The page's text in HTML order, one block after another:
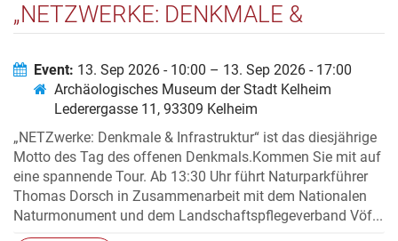
„NETZWERKE: DENKMALE &
Event: 13. Sep 2026 - 10:00 – 13. Sep 2026 - 17:00
Archäologisches Museum der Stadt Kelheim
Lederergasse 11, 93309 Kelheim
„NETZwerke: Denkmale & Infrastruktur“ ist das diesjährige
Motto des Tag des offenen Denkmals.Kommen Sie mit auf
eine spannende Tour. Ab 13:30 Uhr führt Naturparkführer
Thomas Dorsch in Zusammenarbeit mit dem Nationalen
Naturmonument und dem Landschaftspflegeverband Vöf...